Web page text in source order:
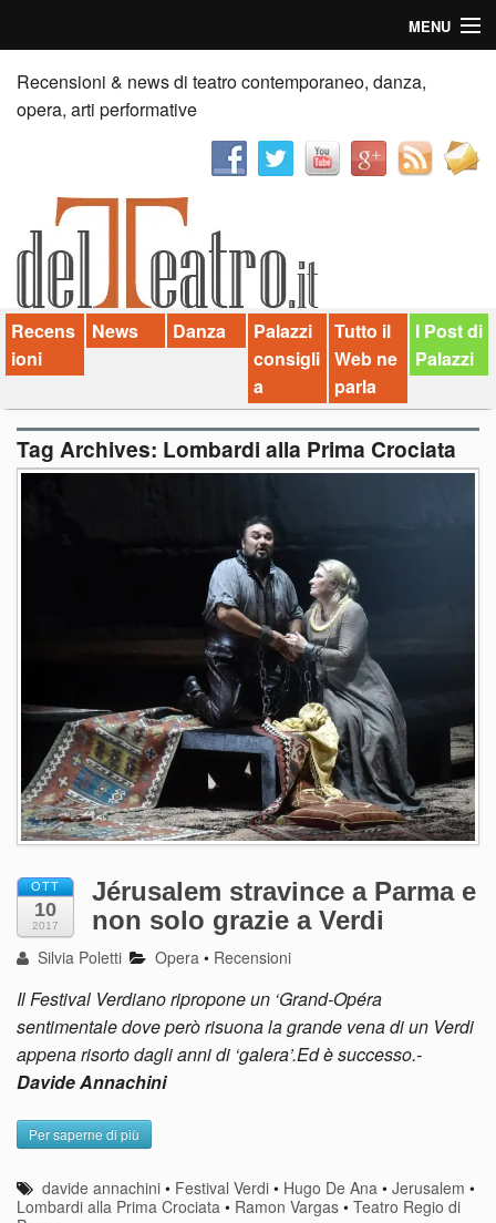
MENU
Home
Recensioni
News
Palazzi consiglia
Video
Chi siamo
Contatti
Recensioni & news di teatro contemporaneo, danza,
opera, arti performative
Recens
ioni
News Danza
Palazzi
consigli
a
Tutto il
Web ne
parla
I Post di
Palazzi
Tag Archives: Lombardi alla Prima Crociata
OTT
10
2017
Jérusalem stravince a Parma e
non solo grazie a Verdi
Silvia Poletti Opera • Recensioni
Il Festival Verdiano ripropone un ‘Grand-Opéra
sentimentale dove però risuona la grande vena di un Verdi
appena risorto dagli anni di ‘galera’.Ed è successo.-
Davide Annachini
Per saperne di più
davide annachini • Festival Verdi • Hugo De Ana •Jerusalem •
Lombardi alla Prima Crociata • Ramon Vargas • Teatro Regio di